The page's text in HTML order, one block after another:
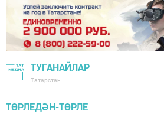
ТУГАНАЙЛАР
Татарстан
ТӨРЛЕДӘН-ТӨРЛЕ